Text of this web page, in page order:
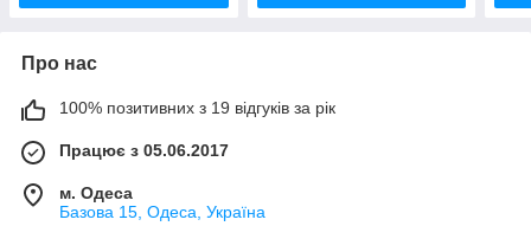
Про нас
100% позитивних з 19 відгуків за рік
Працює з 05.06.2017
м. Одеса
Базова 15, Одеса, Україна